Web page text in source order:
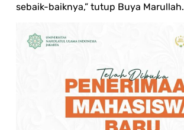
sebaik-baiknya,” tutup Buya Marullah.